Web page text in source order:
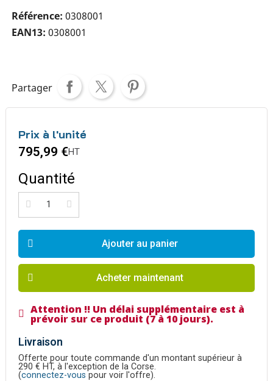
Référence 0308001
EAN13 0308001
Partager
Prix à l'unité
795,99 €HT
Quantité
Ajouter au panier
Acheter maintenant
Attention !! Un délai supplémentaire est à
prévoir sur ce produit (7 à 10 jours).
Livraison
Offerte pour toute commande d'un montant supérieur à
290 € HT, à l'exception de la Corse.
(connectez-vous pour voir l'offre).